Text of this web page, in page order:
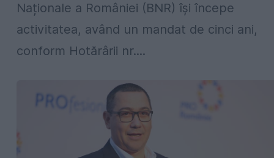
Naționale a României (BNR) își începe
activitatea, având un mandat de cinci ani,
conform Hotărârii nr....